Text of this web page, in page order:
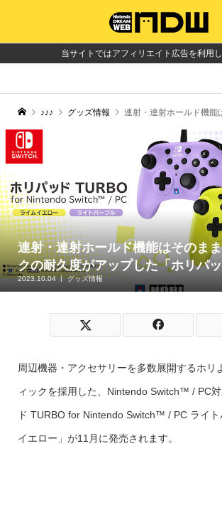
当サイトではアフィリエイト広告を利用
♪♪♪ グッズ情報 連射・連射ホールド機能はそのままに、スティックの耐
連射・連射ホールド機能はそのま
クの耐久度がアップした「ホリパ
2023.10.04 グッズ情報
周辺機器・アクセサリーを多数展開するホリ
ィックを採用した、Nintendo Switch™ / PC
ド TURBO for Nintendo Switch™ / PC ライト
イエロー」が11月に発売されます。